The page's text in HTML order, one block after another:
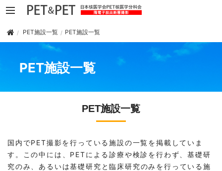
PET施設一覧 PET施設一覧
PET施設一覧
PET施設一覧
国内でPET撮影を行っている施設の一覧を掲載していま
す。この中には、PETによる診療や検診を行わず、基礎研
究のみ、あるいは基礎研究と臨床研究のみを行っている施